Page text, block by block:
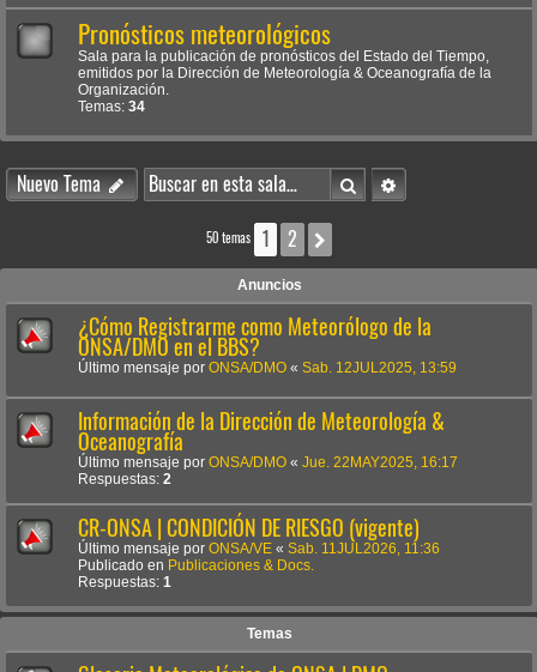
Pronósticos meteorológicos
Sala para la publicación de pronósticos del Estado del Tiempo,
emitidos por la Dirección de Meteorología & Oceanografía de la
Organización.
Temas: 34
Nuevo Tema BuscarBúsqueda avanzada
50 temas 1 2
Anuncios
¿Cómo Registrarme como Meteorólogo de la
ONSA/DMO en el BBS?
Último mensaje por ONSA/DMO « Sab. 12JUL2025, 13:59
Información de la Dirección de Meteorología &
Oceanografía
Último mensaje por ONSA/DMO « Jue. 22MAY2025, 16:17
Respuestas: 2
CR-ONSA | CONDICIÓN DE RIESGO (vigente)
Último mensaje por ONSA/VE « Sab. 11JUL2026, 11:36
Publicado en Publicaciones & Docs.
Respuestas: 1
Temas